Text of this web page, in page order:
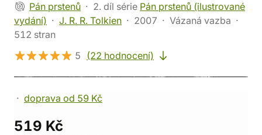
Pán prstenů 2. díl série Pán prstenů (ilustrované
vydání)
J. R. R. Tolkien 2007
Vázaná vazba
512 stran
5
(22 hodnocení)
doprava od 59 Kč
519 Kč